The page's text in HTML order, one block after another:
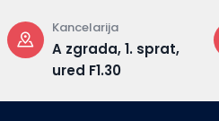
Kancelarija
A zgrada, 1. sprat,
ured F1.30